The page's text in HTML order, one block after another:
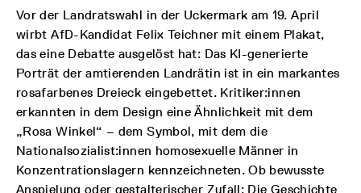
Vor der Landratswahl in der Uckermark am 19. April
wirbt AfD-Kandidat Felix Teichner mit einem Plakat,
das eine Debatte ausgelöst hat: Das KI-generierte
Porträt der amtierenden Landrätin ist in ein markantes
rosafarbenes Dreieck eingebettet. Kritiker:innen
erkannten in dem Design eine Ähnlichkeit mit dem
„Rosa Winkel“ – dem Symbol, mit dem die
Nationalsozialist:innen homosexuelle Männer in
Konzentrationslagern kennzeichneten. Ob bewusste
Anspielung oder gestalterischer Zufall: Die Geschichte